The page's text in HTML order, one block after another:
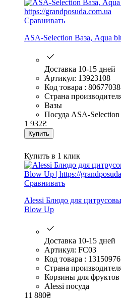
Сравнивать
ASA-Selection Ваза, Aqua
Доставка 10-15 дней
Артикул: 13923108
Код товара :
Страна
Вазы
Посуда ASA-Selection
1 932₴
Купить
Купить в 1 клик
Сравнивать
Alessi Блюдо для
Blow Up
Доставка 10-15 дней
Артикул: FC03
Код товара :
Страна
Корзины для фруктов
Alessi посуда
11 880₴